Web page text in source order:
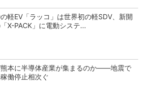
軽EV「ラッコ」は世界初の軽SDV、新開
X-PACK」に電動システ...
熊本に半導体産業が集まるのか――地震で
働停止相次ぐ